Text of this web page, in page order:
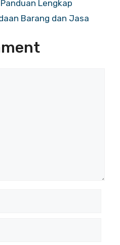
Lengkap
Barang dan Jasa